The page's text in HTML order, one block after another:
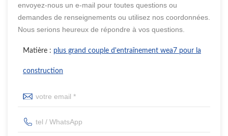
envoyez-nous un e-mail pour toutes questions ou
demandes de renseignements ou utilisez nos coordonnées.
Nous serions heureux de répondre à vos questions.
Matière : plus grand couple d'entraînement wea7 pour la
construction